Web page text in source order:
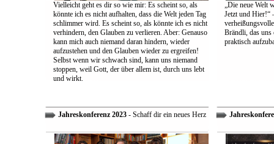
Vielleicht geht es dir so wie mir: Es scheint so, als
könnte ich es nicht aufhalten, dass die Welt jeden Tag
schlimmer wird. Es scheint so, als könnte ich es nicht
verhindern, den Glauben zu verlieren. Aber: Genauso
kann mich auch niemand daran hindern, wieder
aufzustehen und den Glauben wieder zu ergreifen!
Selbst wenn wir schwach sind, kann uns niemand
stoppen, weil Gott, der über allem ist, durch uns lebt
und wirkt.
„Die neue Welt
Jetzt und Hier!“
Brändli, das uns
praktisch
Jahreskonferenz 2023- Schaff dir ein neues Herz